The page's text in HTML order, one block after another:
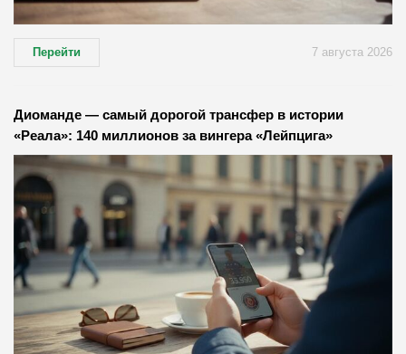
Перейти 7 августа 2026
Диоманде — самый дорогой трансфер в истории
«Реала»: 140 миллионов за вингера «Лейпцига»